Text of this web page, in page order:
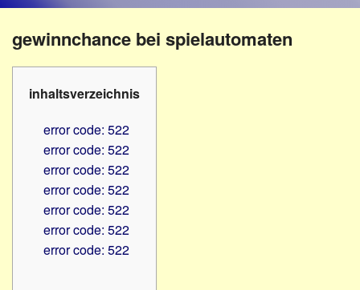
–
Beruf
Hilfsmittel
-
PC
Hörbüchereien
Reha-
Lehrer
Verbände
gewinnchance bei spielautomaten
inhaltsverzeichnis
error code: 522
error code: 522
error code: 522
error code: 522
error code: 522
error code: 522
error code: 522